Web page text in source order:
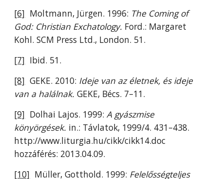
[6] Moltmann, Jürgen. 1996: The Coming of
God: Christian Exchatology. Ford.: Margaret
Kohl. SCM Press Ltd., London. 51.
[7] Ibid. 51.
[8] GEKE. 2010: Ideje van az életnek, és ideje
van a halálnak. GEKE, Bécs. 7–11.
[9] Dolhai Lajos. 1999:A gyászmise
könyörgések. in.: Távlatok, 1999/4. 431–438.
http://www.liturgia.hu/cikk/cikk14.doc
hozzáférés: 2013.04.09.
[10] Müller, Gotthold. 1999: Felelősségteljes